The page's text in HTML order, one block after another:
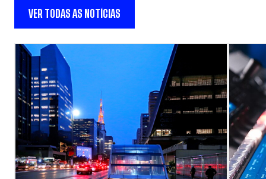
VER TODAS AS NOTÍCIAS